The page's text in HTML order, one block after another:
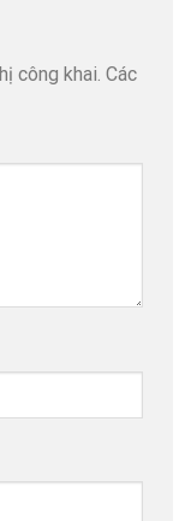
công khai. Các